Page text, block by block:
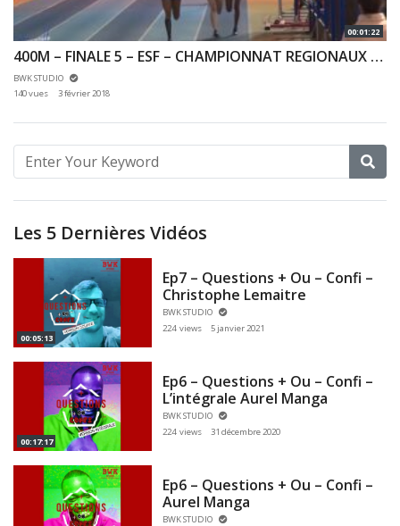
00:01:22
400M – FINALE 5 – ESF – CHAMPIONNAT REGIONAUX 20/01/2018 – EAUBONNE
BWK STUDIO
140 vues
3 février 2018
Les 5 Dernières Vidéos
00:05:13
Ep7 – Questions + Ou – Confi –
Christophe Lemaitre
BWK STUDIO
224 views
5 janvier 2021
00:17:17
Ep6 – Questions + Ou – Confi –
L’intégrale Aurel Manga
BWK STUDIO
224 views
31 décembre 2020
Ep6 – Questions + Ou – Confi –
Aurel Manga
BWK STUDIO